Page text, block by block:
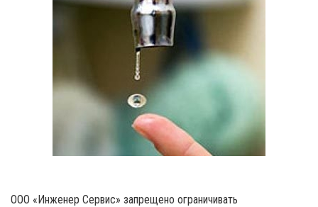
ООО «Инженер Сервис» запрещено ограничивать